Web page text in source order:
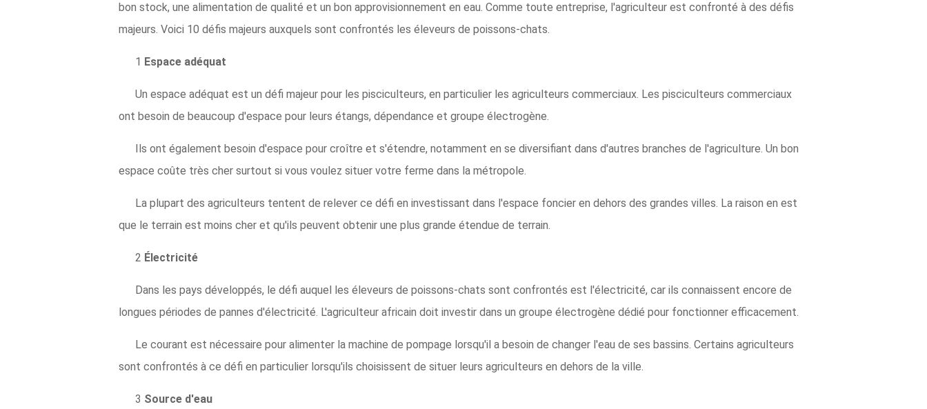
bon stock, une alimentation de qualité et un bon approvisionnement en eau. Comme toute entreprise, l'agriculteur est confronté à des défis
majeurs. Voici 10 défis majeurs auxquels sont confrontés les éleveurs de poissons-chats.
1 Espace adéquat
Un espace adéquat est un défi majeur pour les pisciculteurs, en particulier les agriculteurs commerciaux. Les pisciculteurs commerciaux
ont besoin de beaucoup d'espace pour leurs étangs, dépendance et groupe électrogène.
Ils ont également besoin d'espace pour croître et s'étendre, notamment en se diversifiant dans d'autres branches de l'agriculture. Un bon
espace coûte très cher surtout si vous voulez situer votre ferme dans la métropole.
La plupart des agriculteurs tentent de relever ce défi en investissant dans l'espace foncier en dehors des grandes villes. La raison en est
que le terrain est moins cher et qu'ils peuvent obtenir une plus grande étendue de terrain.
2 Électricité
Dans les pays développés, le défi auquel les éleveurs de poissons-chats sont confrontés est l'électricité, car ils connaissent encore de
longues périodes de pannes d'électricité. L'agriculteur africain doit investir dans un groupe électrogène dédié pour fonctionner efficacement.
Le courant est nécessaire pour alimenter la machine de pompage lorsqu'il a besoin de changer l'eau de ses bassins. Certains agriculteurs
sont confrontés à ce défi en particulier lorsqu'ils choisissent de situer leurs agriculteurs en dehors de la ville.
3 Source d'eau